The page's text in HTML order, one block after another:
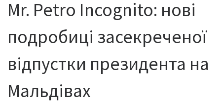
Mr. Petro Incognito: нові
подробиці засекреченої
відпустки президента на
Мальдівах